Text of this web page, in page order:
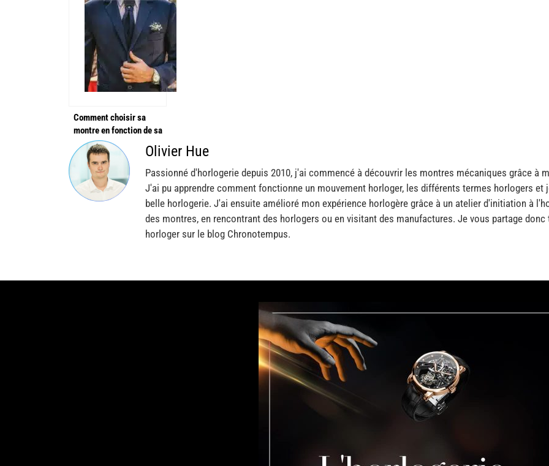
Comment choisir sa
montre en fonction de sa
tenue ?
Olivier Hue
Passionné d'horlogerie depuis 2010, j'ai commencé à découvrir les montres mécaniques grâce à
J'ai pu apprendre comment fonctionne un mouvement horloger, les différents termes horlogers
belle horlogerie. J'ai ensuite amélioré mon expérience horlogère grâce à un atelier d'initiation à
des montres, en rencontrant des horlogers ou en visitant des manufactures. Je vous partage
horloger sur le blog Chronotempus.